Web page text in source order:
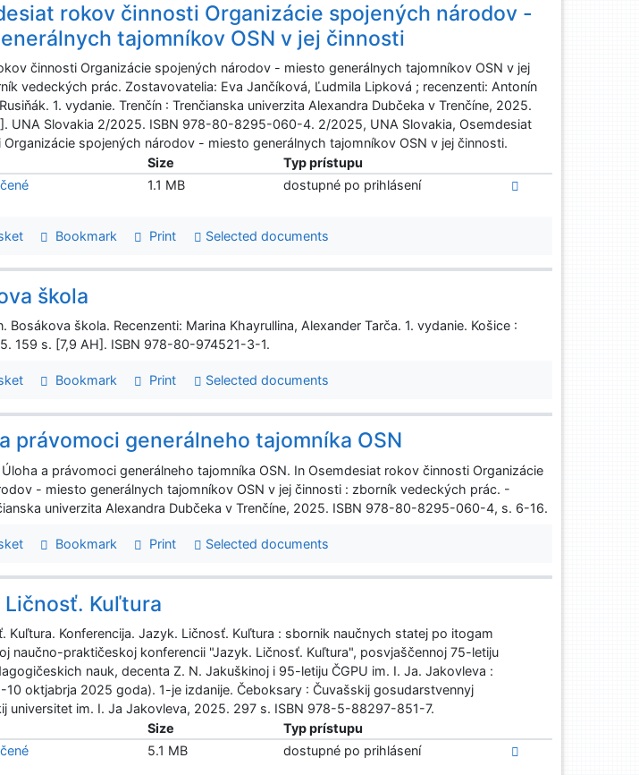
rokov činnosti Organizácie spojených národov -
tajomníkov OSN v jej činnosti
činnosti Organizácie spojených národov - miesto generálnych tajomníkov OSN v jej
vedeckých prác. Zostavovatelia: Eva Jančíková, Ľudmila Lipková ; recenzenti: Antonín
1. vydanie. Trenčín : Trenčianska univerzita Alexandra Dubčeka v Trenčíne, 2025.
UNA Slovakia 2/2025. ISBN 978-80-8295-060-4. 2/2025, UNA Slovakia, Osemdesiat
spojených národov - miesto generálnych tajomníkov OSN v jej činnosti.
Size
Typ prístupu
1.1 MB dostupné po prihlásení
Bookmark Print Selected documents
škola
Bosákova škola. Recenzenti: Marina Khayrullina, Alexander Tarča. 1. vydanie. Košice :
159 s. [7,9 AH]. ISBN 978-80-974521-3-1.
Bookmark Print Selected documents
právomoci generálneho tajomníka OSN
Úloha a právomoci generálneho tajomníka OSN. In Osemdesiat rokov činnosti Organizácie
- miesto generálnych tajomníkov OSN v jej činnosti : zborník vedeckých prác. -
univerzita Alexandra Dubčeka v Trenčíne, 2025. ISBN 978-80-8295-060-4, s. 6-16.
Bookmark Print Selected documents
Ličnosť. Kuľtura
Kuľtura. Konferencija. Jazyk. Ličnosť. Kuľtura : sbornik naučnych statej po itogam
naučno-praktičeskoj konferencii "Jazyk. Ličnosť. Kuľtura", posvjaščennoj 75-letiju
nauk, decenta Z. N. Jakuškinoj i 95-letiju ČGPU im. I. Ja. Jakovleva :
10 oktjabrja 2025 goda). 1-je izdanije. Čeboksary : Čuvašskij gosudarstvennyj
universitet im. I. Ja Jakovleva, 2025. 297 s. ISBN 978-5-88297-851-7.
Size
Typ prístupu
5.1 MB dostupné po prihlásení